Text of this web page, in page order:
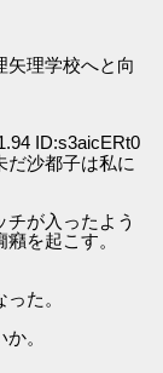
矢理学校へと向
ID:s3aicERt0
だ沙都子は私に
が入ったよう
を起こす。
た。
。